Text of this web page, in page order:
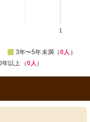
1
3年〜5年未満（0人 ）
年以上（0人 ）